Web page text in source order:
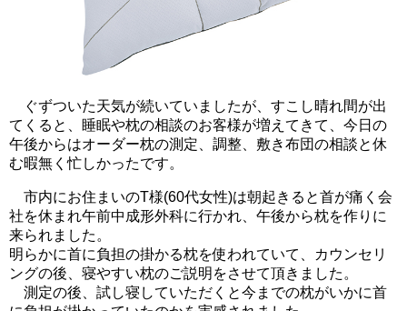
ぐずついた天気が続いていましたが、すこし晴れ間が出
てくると、睡眠や枕の相談のお客様が増えてきて、今日の
午後からはオーダー枕の測定、調整、敷き布団の相談と休
む暇無く忙しかったです。
市内にお住まいのT様(60代女性)は朝起きると首が痛く会
社を休まれ午前中成形外科に行かれ、午後から枕を作りに
来られました。
明らかに首に負担の掛かる枕を使われていて、カウンセリ
ングの後、寝やすい枕のご説明をさせて頂きました。
測定の後、試し寝していただくと今までの枕がいかに首